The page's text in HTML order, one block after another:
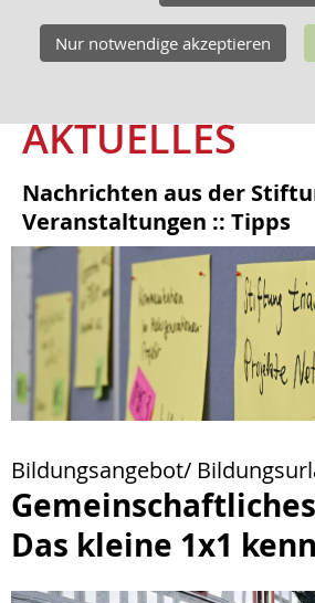
KONTAKT
AKTUELLES
Nachrichten aus der
Veranstaltungen :: Tipps
Bildungsangebot/
Das kleine 1x1
Nur notwendige akzeptieren